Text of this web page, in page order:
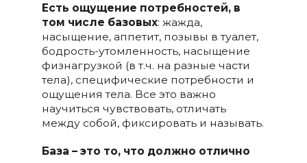
Есть ощущение потребностей, в
том числе базовых: жажда,
насыщение, аппетит, позывы в туалет,
бодрость-утомленность, насыщение
физнагрузкой (в т.ч. на разные части
тела), специфические потребности и
ощущения тела. Все это важно
научиться чувствовать, отличать
между собой, фиксировать и называть.
База – это то, что должно отлично